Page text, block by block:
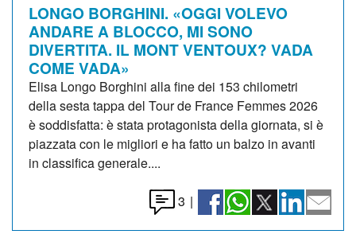
LONGO BORGHINI. «OGGI VOLEVO
ANDARE A BLOCCO, MI SONO
DIVERTITA. IL MONT VENTOUX? VADA
COME VADA»
Elisa Longo Borghini alla fine dei 153 chilometri
della sesta tappa del Tour de France Femmes 2026
è soddisfatta: è stata protagonista della giornata, si è
piazzata con le migliori e ha fatto un balzo in avanti
in classifica generale....
3 |